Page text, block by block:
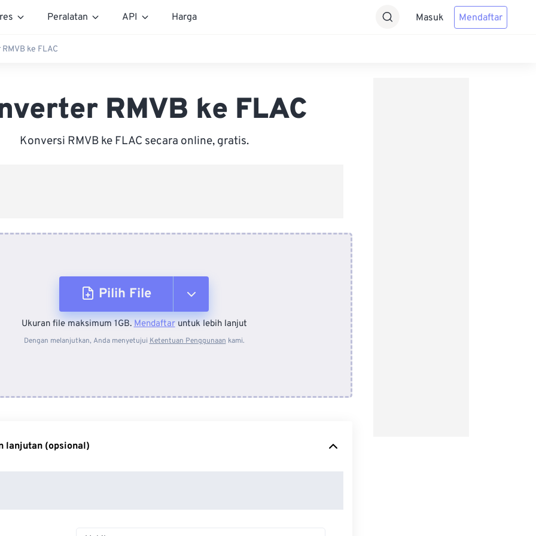
Peralatan API Harga Masuk Mendaftar
ke FLAC
RMVB ke FLAC
Konversi RMVB ke FLAC secara online, gratis.
Pilih File
Dari Perangkat
Ukuran file maksimum 1GB.Mendaftaruntuk lebih lanjut
Dengan melanjutkan, Anda menyetujui Ketentuan Penggunaan kami.
lanjutan (opsional)